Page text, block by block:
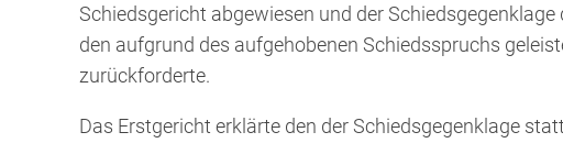
Schiedsgericht abgewiesen und der
den aufgrund des aufgehobenen Schiedsspruchs
zurückforderte.
Das Erstgericht erklärte den der Schiedsgegenklage